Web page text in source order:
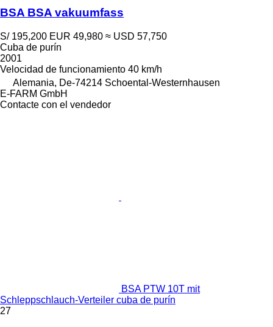
BSA BSA vakuumfass
S/ 195,200 EUR 49,980 ≈ USD 57,750
Cuba de purín
2001
Velocidad de funcionamiento 40 km/h
Alemania, De-74214 Schoental-Westernhausen
E-FARM GmbH
Contacte con el vendedor
BSA PTW 10T mit
Schleppschlauch-Verteiler cuba de purín
27